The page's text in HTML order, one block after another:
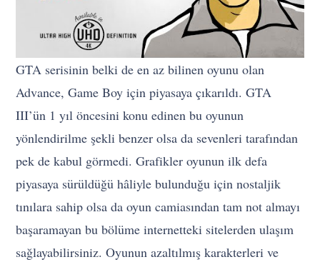
GTA serisinin belki de en az bilinen oyunu olan
Advance, Game Boy için piyasaya çıkarıldı. GTA
III’ün 1 yıl öncesini konu edinen bu oyunun
yönlendirilme şekli benzer olsa da sevenleri tarafından
pek de kabul görmedi. Grafikler oyunun ilk defa
piyasaya sürüldüğü hâliyle bulunduğu için nostaljik
tınılara sahip olsa da oyun camiasından tam not almayı
başaramayan bu bölüme internetteki sitelerden ulaşım
sağlayabilirsiniz. Oyunun azaltılmış karakterleri ve